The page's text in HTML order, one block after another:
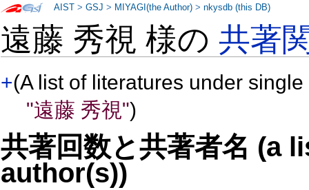
遠藤 秀視 様の共著
+(A list of literatures under
"遠藤 秀視")
共著回数と共著者名 (a
author(s))
AIST >GSJ > MIYAGI(the Author) >nkysdb (this DB)